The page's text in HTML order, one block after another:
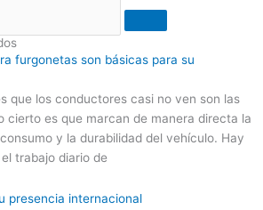
furgonetas son básicas para su
que los conductores casi no ven son las
cierto es que marcan de manera directa la
y la durabilidad del vehículo. Hay
trabajo diario de
presencia internacional